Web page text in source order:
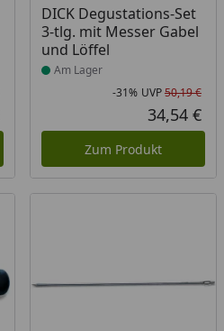
in ProzentPreis
Preis
DICK Degustations-Set
3-tlg. mit Messer Gabel
und Löffel
Produkt am Lager
Am Lager
-31% UVP50,19 €
34,54 €
Zum Produkt